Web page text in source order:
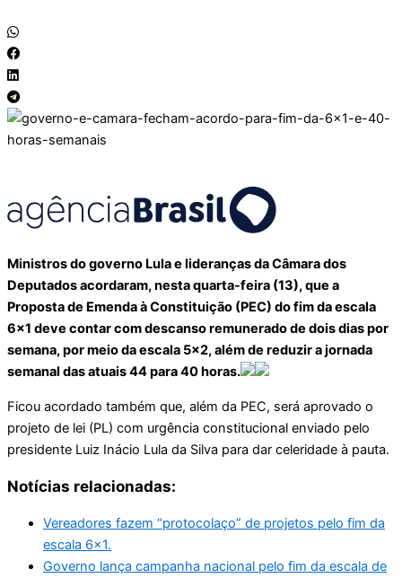
Ministros do governo Lula e lideranças da Câmara dos
Deputados acordaram, nesta quarta-feira (13), que a
Proposta de Emenda à Constituição (PEC) do fim da escala
6×1 deve contar com descanso remunerado de dois dias por
semana, por meio da escala 5×2, além de reduzir a jornada
semanal das atuais 44 para 40 horas.
Ficou acordado também que, além da PEC, será aprovado o
projeto de lei (PL) com urgência constitucional enviado pelo
presidente Luiz Inácio Lula da Silva para dar celeridade à pauta.
Notícias relacionadas:
Vereadores fazem “protocolaço” de projetos pelo fim da
escala 6×1.
Governo lança campanha nacional pelo fim da escala de